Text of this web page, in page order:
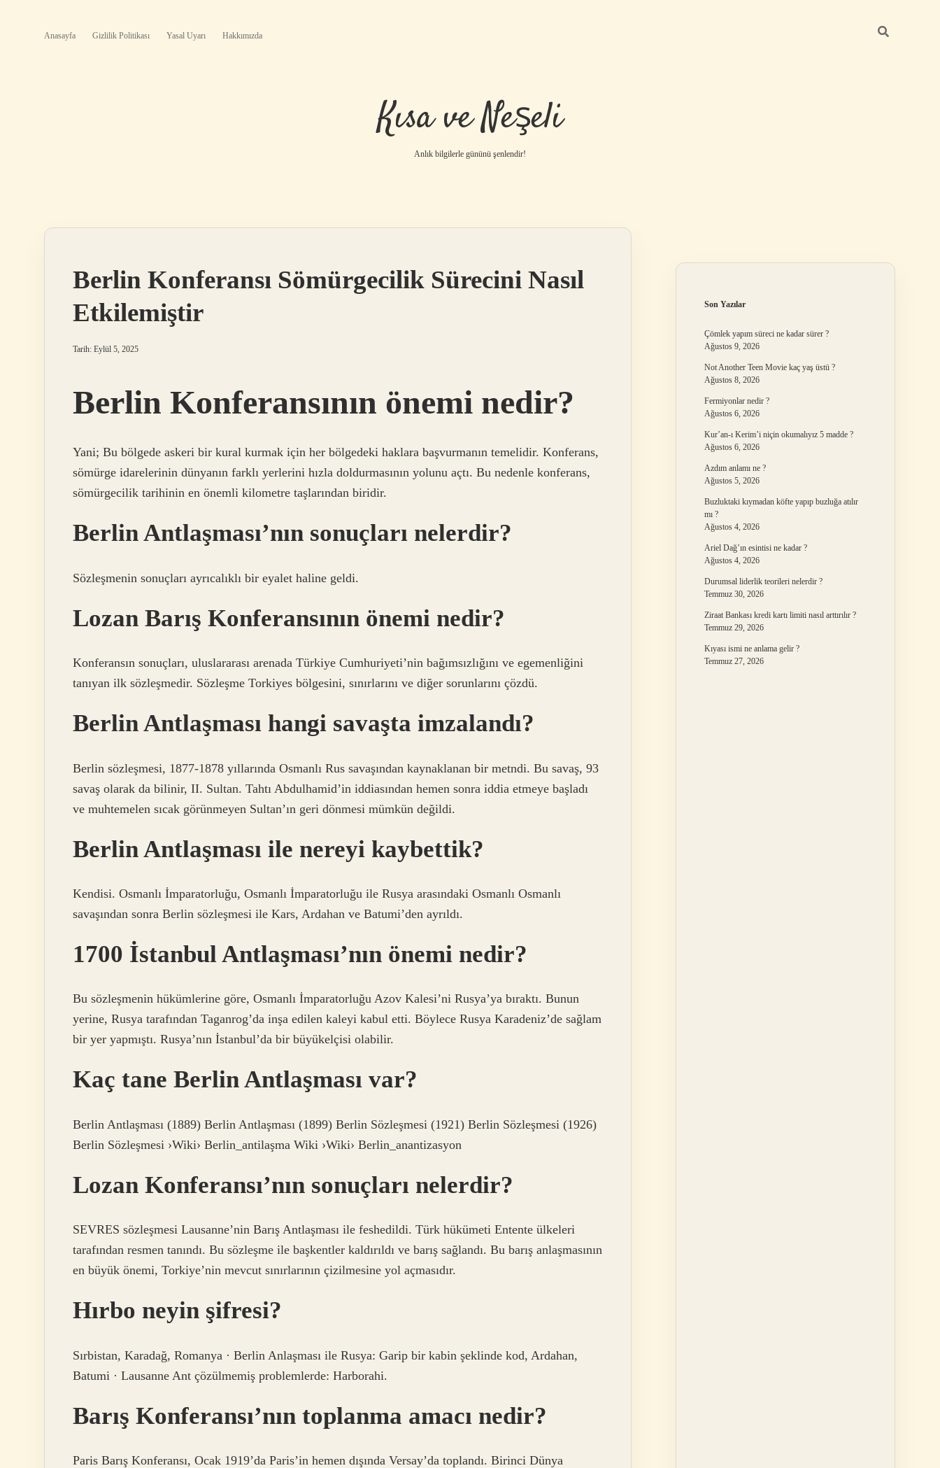
Anasayfa Gizlilik Politikası Yasal Uyarı Hakkımızda
Kısa ve Neşeli
Anlık bilgilerle gününü şenlendir!
Berlin Konferansı Sömürgecilik Sürecini Nasıl
Etkilemiştir
Tarih: Eylül 5, 2025
Berlin Konferansının önemi nedir?
Yani; Bu bölgede askeri bir kural kurmak için her bölgedeki haklara başvurmanın temelidir. Konferans,
sömürge idarelerinin dünyanın farklı yerlerini hızla doldurmasının yolunu açtı. Bu nedenle konferans,
sömürgecilik tarihinin en önemli kilometre taşlarından biridir.
Berlin Antlaşması’nın sonuçları nelerdir?
Sözleşmenin sonuçları ayrıcalıklı bir eyalet haline geldi.
Lozan Barış Konferansının önemi nedir?
Konferansın sonuçları, uluslararası arenada Türkiye Cumhuriyeti’nin bağımsızlığını ve egemenliğini
tanıyan ilk sözleşmedir. Sözleşme Torkiyes bölgesini, sınırlarını ve diğer sorunlarını çözdü.
Berlin Antlaşması hangi savaşta imzalandı?
Berlin sözleşmesi, 1877-1878 yıllarında Osmanlı Rus savaşından kaynaklanan bir metndi. Bu savaş, 93
savaş olarak da bilinir, II. Sultan. Tahtı Abdulhamid’in iddiasından hemen sonra iddia etmeye başladı
ve muhtemelen sıcak görünmeyen Sultan’ın geri dönmesi mümkün değildi.
Berlin Antlaşması ile nereyi kaybettik?
Kendisi. Osmanlı İmparatorluğu, Osmanlı İmparatorluğu ile Rusya arasındaki Osmanlı Osmanlı
savaşından sonra Berlin sözleşmesi ile Kars, Ardahan ve Batumi’den ayrıldı.
1700 İstanbul Antlaşması’nın önemi nedir?
Bu sözleşmenin hükümlerine göre, Osmanlı İmparatorluğu Azov Kalesi’ni Rusya’ya bıraktı. Bunun
yerine, Rusya tarafından Taganrog’da inşa edilen kaleyi kabul etti. Böylece Rusya Karadeniz’de sağlam
bir yer yapmıştı. Rusya’nın İstanbul’da bir büyükelçisi olabilir.
Kaç tane Berlin Antlaşması var?
Berlin Antlaşması (1889) Berlin Antlaşması (1899) Berlin Sözleşmesi (1921) Berlin Sözleşmesi (1926)
Berlin Sözleşmesi ›Wiki› Berlin_antilaşma Wiki ›Wiki› Berlin_anantizasyon
Lozan Konferansı’nın sonuçları nelerdir?
SEVRES sözleşmesi Lausanne’nin Barış Antlaşması ile feshedildi. Türk hükümeti Entente ülkeleri
tarafından resmen tanındı. Bu sözleşme ile başkentler kaldırıldı ve barış sağlandı. Bu barış anlaşmasının
en büyük önemi, Torkiye’nin mevcut sınırlarının çizilmesine yol açmasıdır.
Hırbo neyin şifresi?
Sırbistan, Karadağ, Romanya · Berlin Anlaşması ile Rusya: Garip bir kabin şeklinde kod, Ardahan,
Batumi · Lausanne Ant çözülmemiş problemlerde: Harborahi.
Barış Konferansı’nın toplanma amacı nedir?
Paris Barış Konferansı, Ocak 1919’da Paris’in hemen dışında Versay’da toplandı. Birinci Dünya
Son Yazılar
Çömlek yapım süreci ne kadar sürer ?
Ağustos 9, 2026
Not Another Teen Movie kaç yaş üstü ?
Ağustos 8, 2026
Fermiyonlar nedir ?
Ağustos 6, 2026
Kur’an-ı Kerim’i niçin okumalıyız 5 madde ?
Ağustos 6, 2026
Azdım anlamı ne ?
Ağustos 5, 2026
Buzluktaki kıymadan köfte yapıp buzluğa atılır
mı ?
Ağustos 4, 2026
Ariel Dağ’ın esintisi ne kadar ?
Ağustos 4, 2026
Durumsal liderlik teorileri nelerdir ?
Temmuz 30, 2026
Ziraat Bankası kredi kartı limiti nasıl arttırılır ?
Temmuz 29, 2026
Kıyası ismi ne anlama gelir ?
Temmuz 27, 2026